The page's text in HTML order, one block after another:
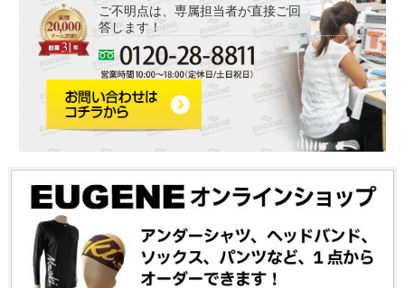
ご不明点は、専属担当者が直接ご回
答します！